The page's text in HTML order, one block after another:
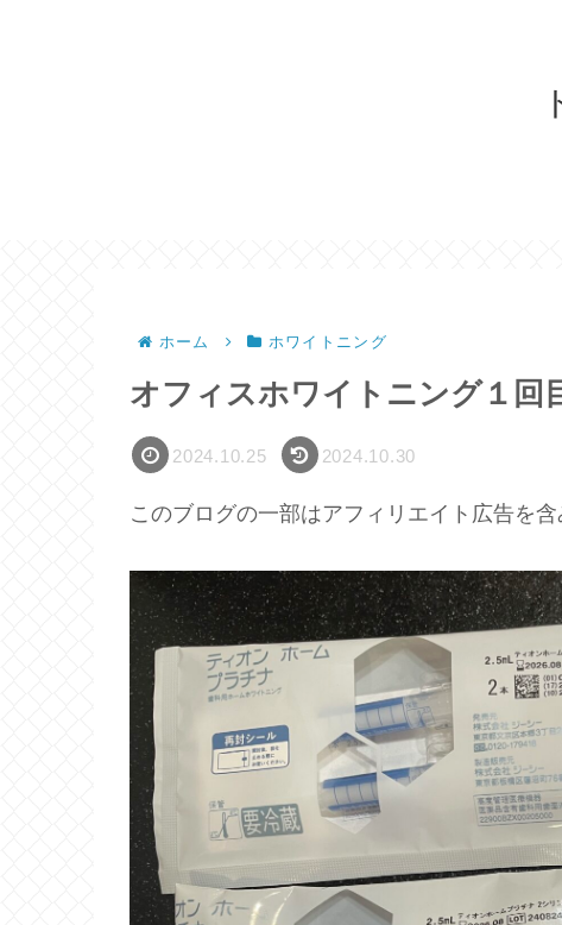
ホーム ホワイトニング
オフィスホワイトニング１回
2024.10.25 2024.10.30
このブログの一部はアフィリエイト広告を含